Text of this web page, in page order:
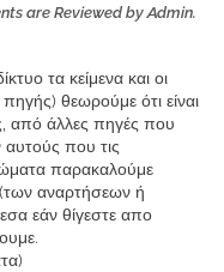
are Reviewed by Admin.
τα κείμενα και οι
θεωρούμε ότι είναι
από άλλες πηγές που
που τις
παρακαλούμε
αναρτήσεων ή
εάν θίγεστε απο